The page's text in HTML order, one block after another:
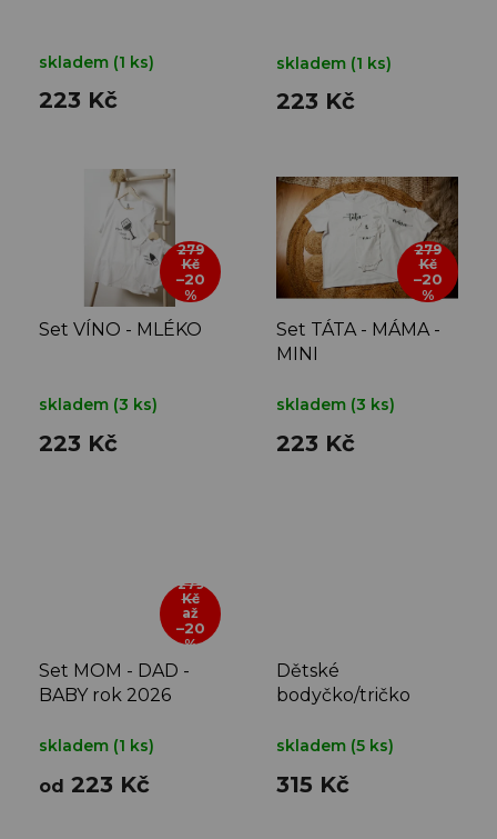
skladem (1 ks)
223 Kč
skladem (1 ks)
223 Kč
279
Kč
–20
%
Set VÍNO - MLÉKO
skladem (3 ks)
223 Kč
279
Kč
–20
%
Set TÁTA - MÁMA -
MINI
skladem (3 ks)
223 Kč
279
Kč
až
–20
%
Set MOM - DAD -
BABY rok 2026
skladem (1 ks)
od 223 Kč
Dětské
bodyčko/tričko
skladem (5 ks)
315 Kč